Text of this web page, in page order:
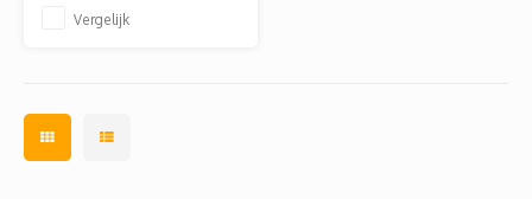
een hoog stretchgehalte en een
nauwsluitende pasvorm. De
Vergelijk